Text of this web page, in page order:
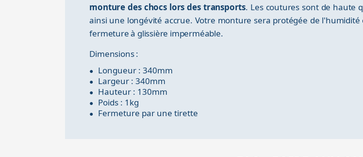
monture des chocs lors des transports. Les coutures sont de haute
ainsi une longévité accrue. Votre monture sera protégée de
fermeture à glissière imperméable.
Dimensions :
Longueur : 340mm
Largeur : 340mm
Hauteur : 130mm
Poids : 1kg
Fermeture par une tirette